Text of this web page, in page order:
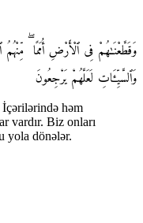
وَقَطَّعْنَـٰهُمْ فِى ٱلْأَرْضِ أُمَمًا
وَٱلسَّيِّـَٔاتِ لَعَلَّهُمْ يَرْجِعُونَ
həm
vardır. Biz onları
yola dönələr.